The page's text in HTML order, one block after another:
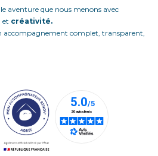
aventure que nous menons avec
et créativité.
accompagnement complet, transparent,